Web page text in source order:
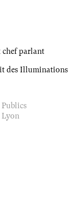
chef parlant
des Illuminations
Lyon